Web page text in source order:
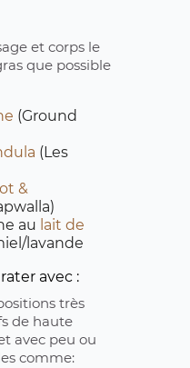
et corps le
que possible
(Ground
(Les
&
au lait de
lavande
avec :
très
de haute
avec peu ou
comme: